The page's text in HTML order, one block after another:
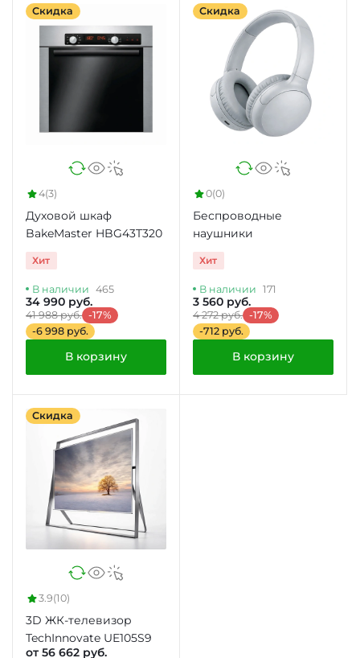
Скидка
4(3)
Духовой шкаф
BakeMaster HBG43T320
Хит
В наличии 465
34 990 руб.
41 988 руб. -17%
-6 998 руб.
В корзину
Скидка
0(0)
Беспроводные
наушники
Хит
В наличии 171
3 560 руб.
4 272 руб. -17%
-712 руб.
В корзину
Скидка
3.9(10)
3D ЖК-телевизор
TechInnovate UE105S9
от 56 662 руб.